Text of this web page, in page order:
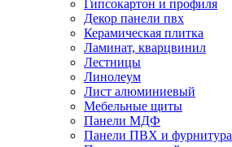
Гипсокартон и профиля
Декор панели пвх
Керамическая плитка
Ламинат, кварцвинил
Лестницы
Линолеум
Лист алюминиевый
Мебельные щиты
Панели МДФ
Панели ПВХ и фурнитура